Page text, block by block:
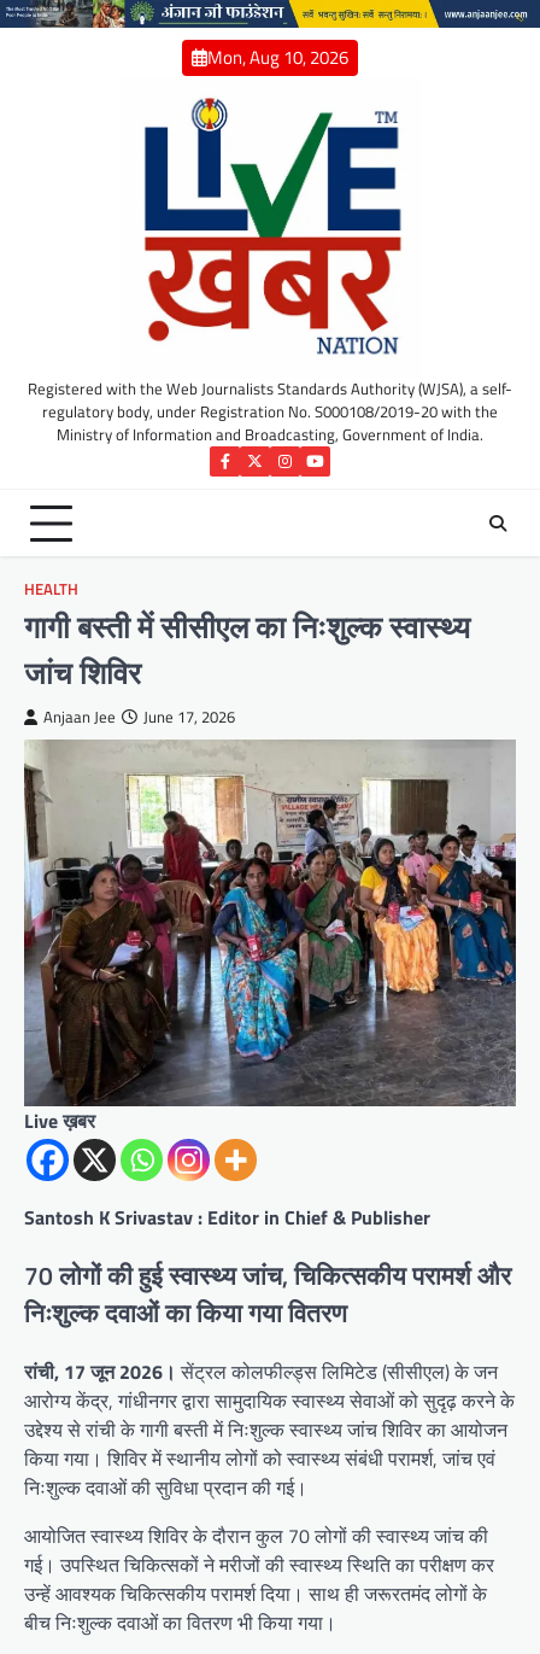
Skip
Mon, Aug 10, 2026
Registered with the Web Journalists Standards Authority (WJSA), a self-
regulatory body, under Registration No. S000108/2019-20 with the
Ministry of Information and Broadcasting, Government of India.
Facebook
TwitterInstagram
YouTube
HEALTH
गागी बस्ती में सीसीएल का निःशुल्क स्वास्थ्य
जांच शिविर
Anjaan Jee June 17, 2026
Live ख़बर
Santosh K Srivastav : Editor in Chief & Publisher
70 लोगों की हुई स्वास्थ्य जांच, चिकित्सकीय परामर्श और
निःशुल्क दवाओं का किया गया वितरण
रांची, 17 जून 2026। सेंट्रल कोलफील्ड्स लिमिटेड (सीसीएल) के जन
आरोग्य केंद्र, गांधीनगर द्वारा सामुदायिक स्वास्थ्य सेवाओं को सुदृढ़ करने के
उद्देश्य से रांची के गागी बस्ती में निःशुल्क स्वास्थ्य जांच शिविर का आयोजन
किया गया। शिविर में स्थानीय लोगों को स्वास्थ्य संबंधी परामर्श, जांच एवं
निःशुल्क दवाओं की सुविधा प्रदान की गई।
आयोजित स्वास्थ्य शिविर के दौरान कुल 70 लोगों की स्वास्थ्य जांच की
गई। उपस्थित चिकित्सकों ने मरीजों की स्वास्थ्य स्थिति का परीक्षण कर
उन्हें आवश्यक चिकित्सकीय परामर्श दिया। साथ ही जरूरतमंद लोगों के
बीच निःशुल्क दवाओं का वितरण भी किया गया।